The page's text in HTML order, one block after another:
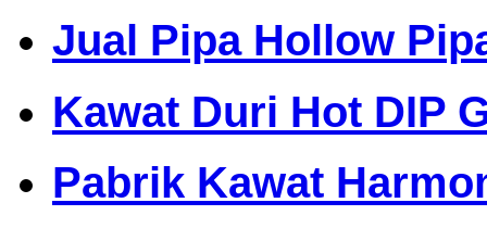
Jual Pipa Hollow
Kawat Duri Hot DIP
Pabrik Kawat